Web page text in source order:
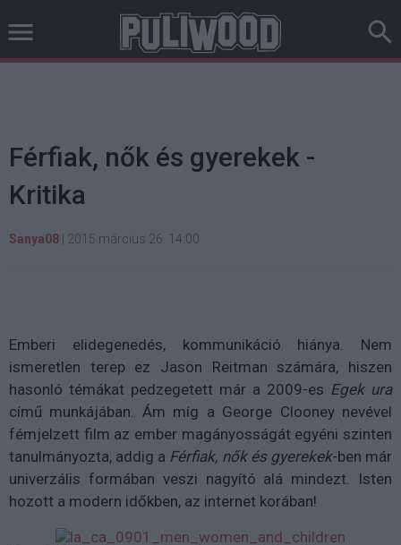
Férfiak, nők és gyerekek -
Kritika
Sanya08 2015 március 26. 14:00
Emberi elidegenedés, kommunikáció hiánya. Nem
ismeretlen terep ez Jason Reitman számára, hiszen
hasonló témákat pedzegetett már a 2009-es Egek ura
című munkájában. Ám míg a George Clooney nevével
fémjelzett film az ember magányosságát egyéni szinten
tanulmányozta, addig a Férfiak, nők és gyerekek-ben már
univerzális formában veszi nagyító alá mindezt. Isten
hozott a modern időkben, az internet korában!